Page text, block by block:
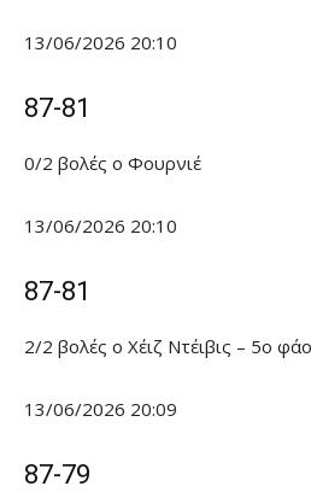
13/06/2026 20:10
87-81
0/2 βολές ο Φουρνιέ
13/06/2026 20:10
87-81
2/2 βολές ο Χέιζ Ντέιβις – 5ο
13/06/2026 20:09
87-79